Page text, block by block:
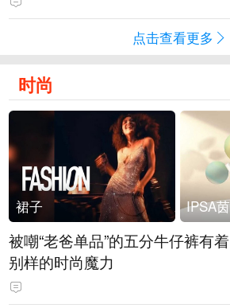
点击查看更多
时尚
裙子
被嘲“老爸单品”的五分牛仔裤有着
别样的时尚魔力